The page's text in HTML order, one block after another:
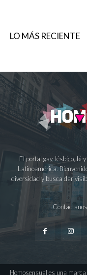
LO MÁS RECIENTE
El portal gay, lésbico, bi
Latinoamérica.
diversidad y busca dar
Homosensual es una